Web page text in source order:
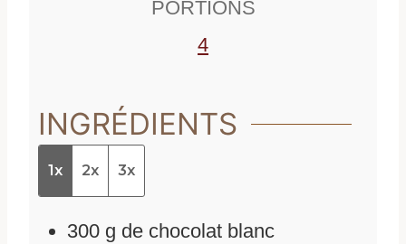
PORTIONS
4
INGRÉDIENTS
1x 2x 3x
300 g de chocolat blanc